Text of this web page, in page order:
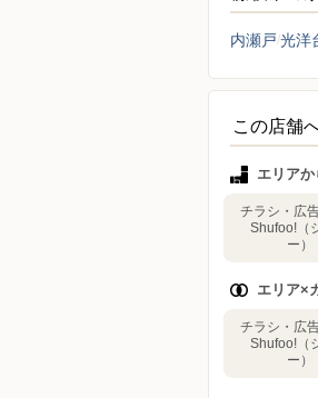
内瀬戸 光洋
この店舗
エリア
チラシ・広
Shufoo!（
ー）
エリア×
チラシ・広
Shufoo!（
ー）